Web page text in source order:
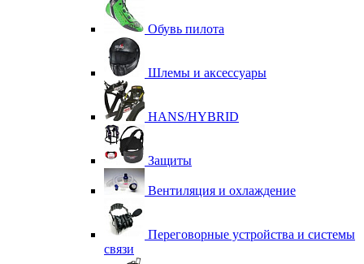
Обувь пилота
Шлемы и аксессуары
HANS/HYBRID
Защиты
Вентиляция и охлаждение
Переговорные устройства и системы
связи